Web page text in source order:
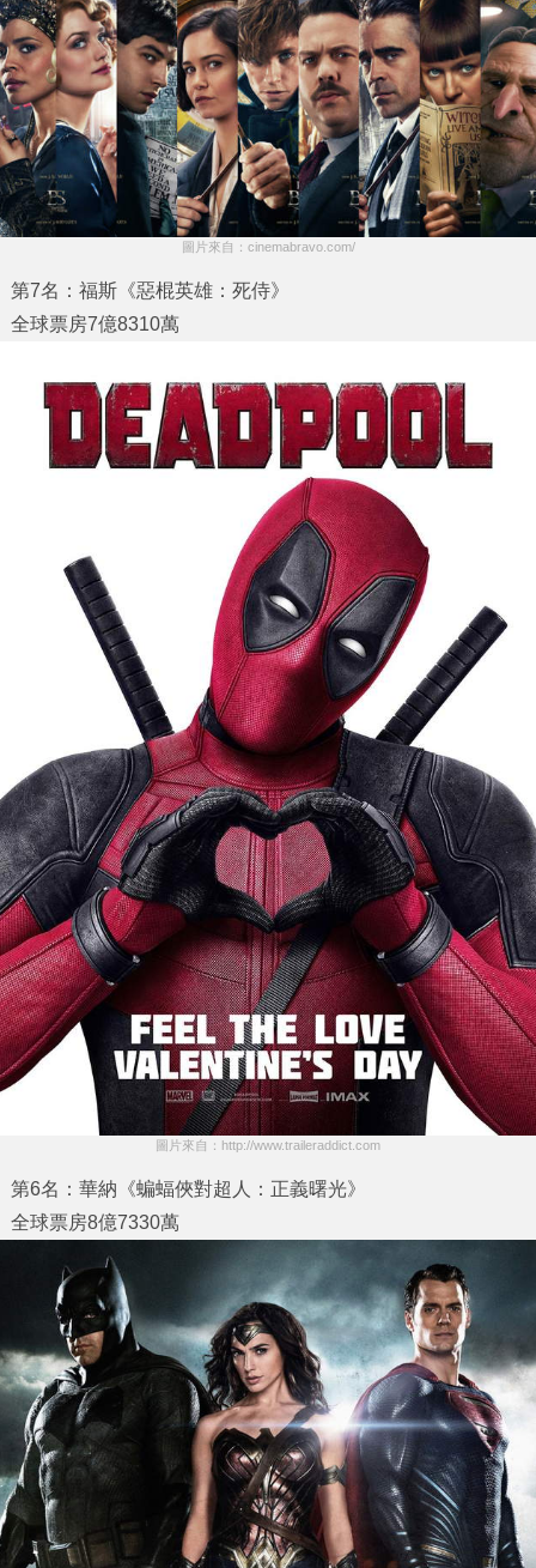
圖片來自：cinemabravo.com/
第7名：福斯《惡棍英雄：死侍》
全球票房7億8310萬
圖片來自：http://www.traileraddict.com
第6名：華納《蝙蝠俠對超人：正義曙光》
全球票房8億7330萬